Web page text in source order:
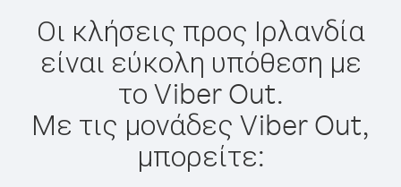
Οι κλήσεις προς Ιρλανδία
είναι εύκολη υπόθεση με
το Viber Out.
Με τις μονάδες Viber Out,
μπορείτε: